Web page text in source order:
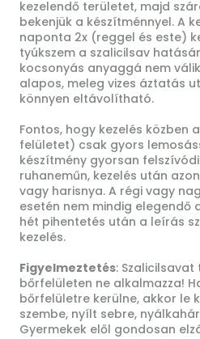
kezelendő területet, majd
bekenjük a készítménnyel. A
naponta 2x (reggel és este)
tyúkszem a szalicilsav
kocsonyás anyaggá nem
alapos, meleg vizes áztatás
könnyen eltávolítható.
Fontos, hogy kezelés közben
felületet) csak gyors
készítmény gyorsan
ruhaneműn, kezelés után
vagy harisnya. A régi vagy
esetén nem mindig elegendő
hét pihentetés után a leírás
kezelés.
Figyelmeztetés: Szalicilsavat
bőrfelületen ne alkalmazza!
bőrfelületre kerülne, akkor le
szembe, nyílt sebre,
Gyermekek elől gondosan